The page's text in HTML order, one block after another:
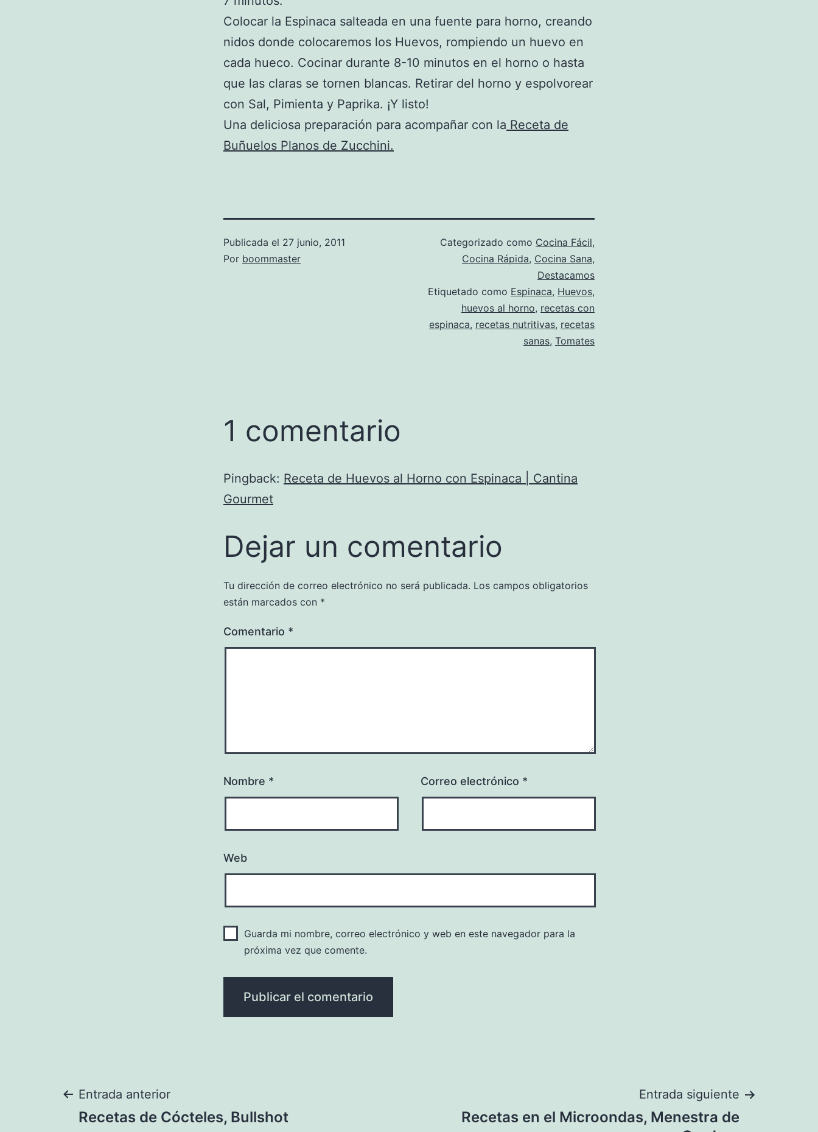
Colocar la Espinaca salteada en una fuente para horno, creando
nidos donde colocaremos los Huevos, rompiendo un huevo en
cada hueco. Cocinar durante 8-10 minutos en el horno o hasta
que las claras se tornen blancas. Retirar del horno y espolvorear
con Sal, Pimienta y Paprika. ¡Y listo!
Una deliciosa preparación para acompañar con la Receta de
Buñuelos Planos de Zucchini.
Publicada el 27 junio, 2011
Por boommaster
Categorizado como Cocina Fácil,
Cocina Rápida, Cocina Sana,
Destacamos
Etiquetado como Espinaca, Huevos,
huevos al horno, recetas con
espinaca, recetas nutritivas, recetas
sanas, Tomates
1 comentario
Pingback: Receta de Huevos al Horno con Espinaca | Cantina
Gourmet
Dejar un comentario
Tu dirección de correo electrónico no será publicada. Los campos obligatorios
están marcados con *
Comentario *
Nombre * Correo electrónico *
Web
Guarda mi nombre, correo electrónico y web en este navegador para la
próxima vez que comente.
Navegación
Entrada anterior
Recetas de Cócteles, Bullshot
Entrada siguiente
Recetas en el Microondas, Menestra de